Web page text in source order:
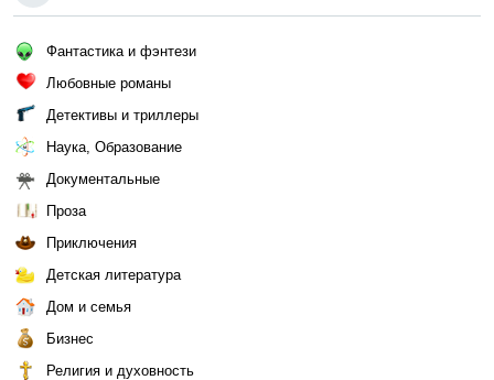
Фантастика и фэнтези
Любовные романы
Детективы и триллеры
Наука, Образование
Документальные
Проза
Приключения
Детская литература
Дом и семья
Бизнес
Религия и духовность